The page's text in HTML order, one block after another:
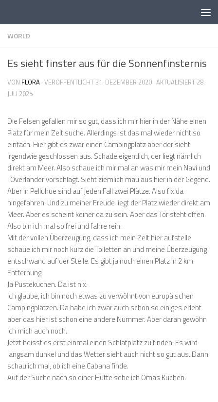
WORLD
Es sieht finster aus für die Sonnenfinsternis
VON FLORA · VERÖFFENTLICHT 31. DEZEMBER 2020 · AKTUALISIERT 28.
JULI 2025
Die Felsen gefallen mir so gut, dass ich mir hier in der Nähe einen
Platz für mein Zelt suche. Allerdings ist das mal wieder nicht so
einfach. Hier gibt es zwar einen Campingplatz aber der sieht
irgendwie geschlossen aus. Schade eigentlich, der liegt nämlich
direkt am Meer. Also schaue ich mir mal an was mir mein Navi und
I Overlander vorschlägt. Sieht ziemlich mau aus hier in der Gegend.
Aber in Pelluhue sind auf jeden Fall zwei Plätze. Also fix da
hingefahren. Und zu meiner Freude liegt der Platz wieder direkt am
Meer. Aber es scheint keiner da zu sein. Aber das Tor steht offen.
Also bin ich mal so frei und fahre rein.
Mit der vollen Überzeugung, dass ich mein Zelt hier aufstelle
schaue ich mir noch kurz die Toiletten an und meine Überzeugung
entschwand auf der Stelle. Es gibt ja noch einen Platz in 2 km
Entfernung.
Ja Pustekuchen. Da ist nix.
Ich glaube, ich bin noch etwas zu verwöhnt von europäischen
Campingplätzen. Da habe ich zwar auch schon so einiges erlebt
aber das hier ist schon eine andere Nummer. Aber daran gewöhn
ich mich auch noch.
Jetzt heisst es erst einmal einen Schlafplatz zu finden. Es wird
langsam dunkel und das Wetter sieht auch nicht so gut aus. Dann
schau ich mal, ob ich eine Cabana finde.
Auf der Suche nach so einer Hütte sehe ich Omas Kuchen.